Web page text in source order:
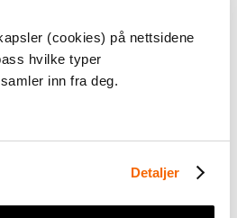
(cookies) på nettsidene
hvilke typer
inn fra deg.
Detaljer
det kroppslige og sosiale
og bønder som fører til
innsikt i levekårene i
står fritt til å bevege seg og
på et ben og gjenstand for
mellom godseiernes